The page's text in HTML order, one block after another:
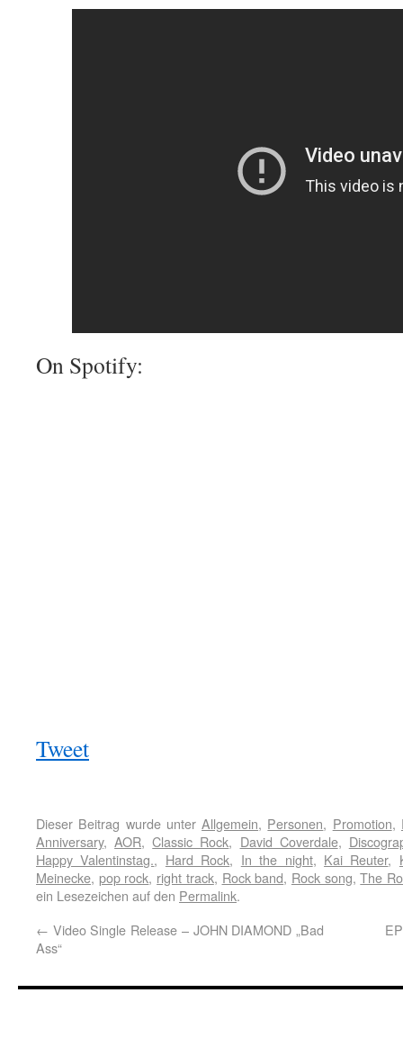
On Spotify:
Tweet
Dieser Beitrag wurde unterAllgemein, Personen, Promotion,
Anniversary,AOR,Classic Rock, David Coverdale,
Happy Valentinstag., Hard Rock, In the night, Kai Reuter,
Meinecke, pop rock, right track, Rock band, Rock song,The
ein Lesezeichen auf den Permalink.
← Video Single Release – JOHN DIAMOND „Bad
Ass“